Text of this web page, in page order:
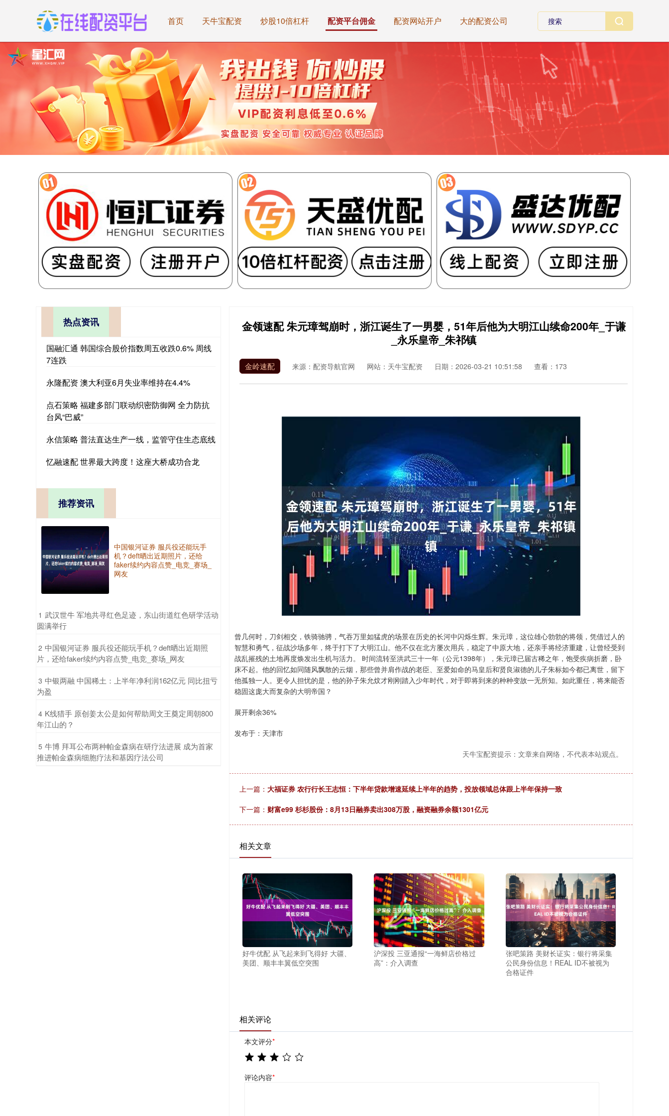
首页 天牛宝配资 炒股10倍杠杆 配资平台佣金 配资网站开户 大的配资公司
金领速配 朱元璋驾崩时，浙江诞生了一男婴，51年后他为大明江山续命200年_于谦
_永乐皇帝_朱祁镇
金岭速配 来源：配资导航官网 网站：天牛宝配资 日期：2026-03-21 10:51:58 查看：173
曾几何时，刀剑相交，铁骑驰骋，气吞万里如猛虎的场景在历史的长河中闪烁生辉。朱元璋，这位雄心勃勃的将领，凭借过人的
智慧和勇气，征战沙场多年，终于打下了大明江山。他不仅在北方屡次用兵，稳定了中原大地，还亲手将经济重建，让曾经受到
战乱摧残的土地再度焕发出生机与活力。 时间流转至洪武三十一年（公元1398年），朱元璋已届古稀之年，饱受疾病折磨，卧
床不起。他的回忆如同随风飘散的云烟，那些曾并肩作战的老臣、至爱如命的马皇后和贤良淑德的儿子朱标如今都已离世，留下
他孤独一人。更令人担忧的是，他的孙子朱允炆才刚刚踏入少年时代，对于即将到来的种种变故一无所知。如此重任，将来能否
稳固这庞大而复杂的大明帝国？
展开剩余36%
发布于：天津市
天牛宝配资提示：文章来自网络，不代表本站观点。
上一篇： 大福证券 农行行长王志恒：下半年贷款增速延续上半年的趋势，投放领域总体跟上半年保持一致
下一篇： 财富e99 杉杉股份：8月13日融券卖出308万股，融资融券余额1301亿元
相关文章
好牛优配 从飞起来到飞得好 大疆、
美团、顺丰丰翼低空突围
沪深投 三亚通报“一海鲜店价格过
高”：介入调查
张吧策路 美财长证实：银行将采集
公民身份信息！REAL ID不被视为
合格证件
相关评论
本文评分*
评论内容*
热点资讯
国融汇通 韩国综合股价指数周五收跌0.6% 周线
7连跌
永隆配资 澳大利亚6月失业率维持在4.4%
点石策略 福建多部门联动织密防御网 全力防抗
台风“巴威”
永信策略 普法直达生产一线，监管守住生态底线
忆融速配 世界最大跨度！这座大桥成功合龙
推荐资讯
中国银河证券 服兵役还能玩手
机？deft晒出近期照片，还给
faker续约内容点赞_电竞_赛场_
网友
1 ​武汉世牛 军地共寻红色足迹，东山街道红色研学活动
圆满举行
2 ​中国银河证券 服兵役还能玩手机？deft晒出近期照
片，还给faker续约内容点赞_电竞_赛场_网友
3 ​中银两融 中国稀土：上半年净利润162亿元 同比扭亏
为盈
4 ​K线猎手 原创姜太公是如何帮助周文王奠定周朝800
年江山的？
5 ​牛博 拜耳公布两种帕金森病在研疗法进展 成为首家
推进帕金森病细胞疗法和基因疗法公司